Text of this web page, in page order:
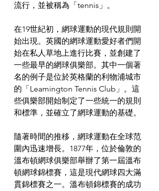
流行，並被稱為「tennis」。
在19世紀初，網球運動的現代規則開
始出現。英國的網球運動愛好者們開
始在私人草地上進行比賽，並創建了
一些最早的網球俱樂部。其中一個著
名的例子是位於英格蘭的利物浦城市
的「Leamington Tennis Club」。這
些俱樂部開始制定了一些統一的規則
和標準，並確立了網球運動的基礎。
隨著時間的推移，網球運動在全球范
圍內迅速增長。1877年，位於倫敦的
溫布頓網球俱樂部舉辦了第一屆溫布
頓網球錦標賽，這是現代網球四大滿
貫錦標賽之一。溫布頓錦標賽的成功